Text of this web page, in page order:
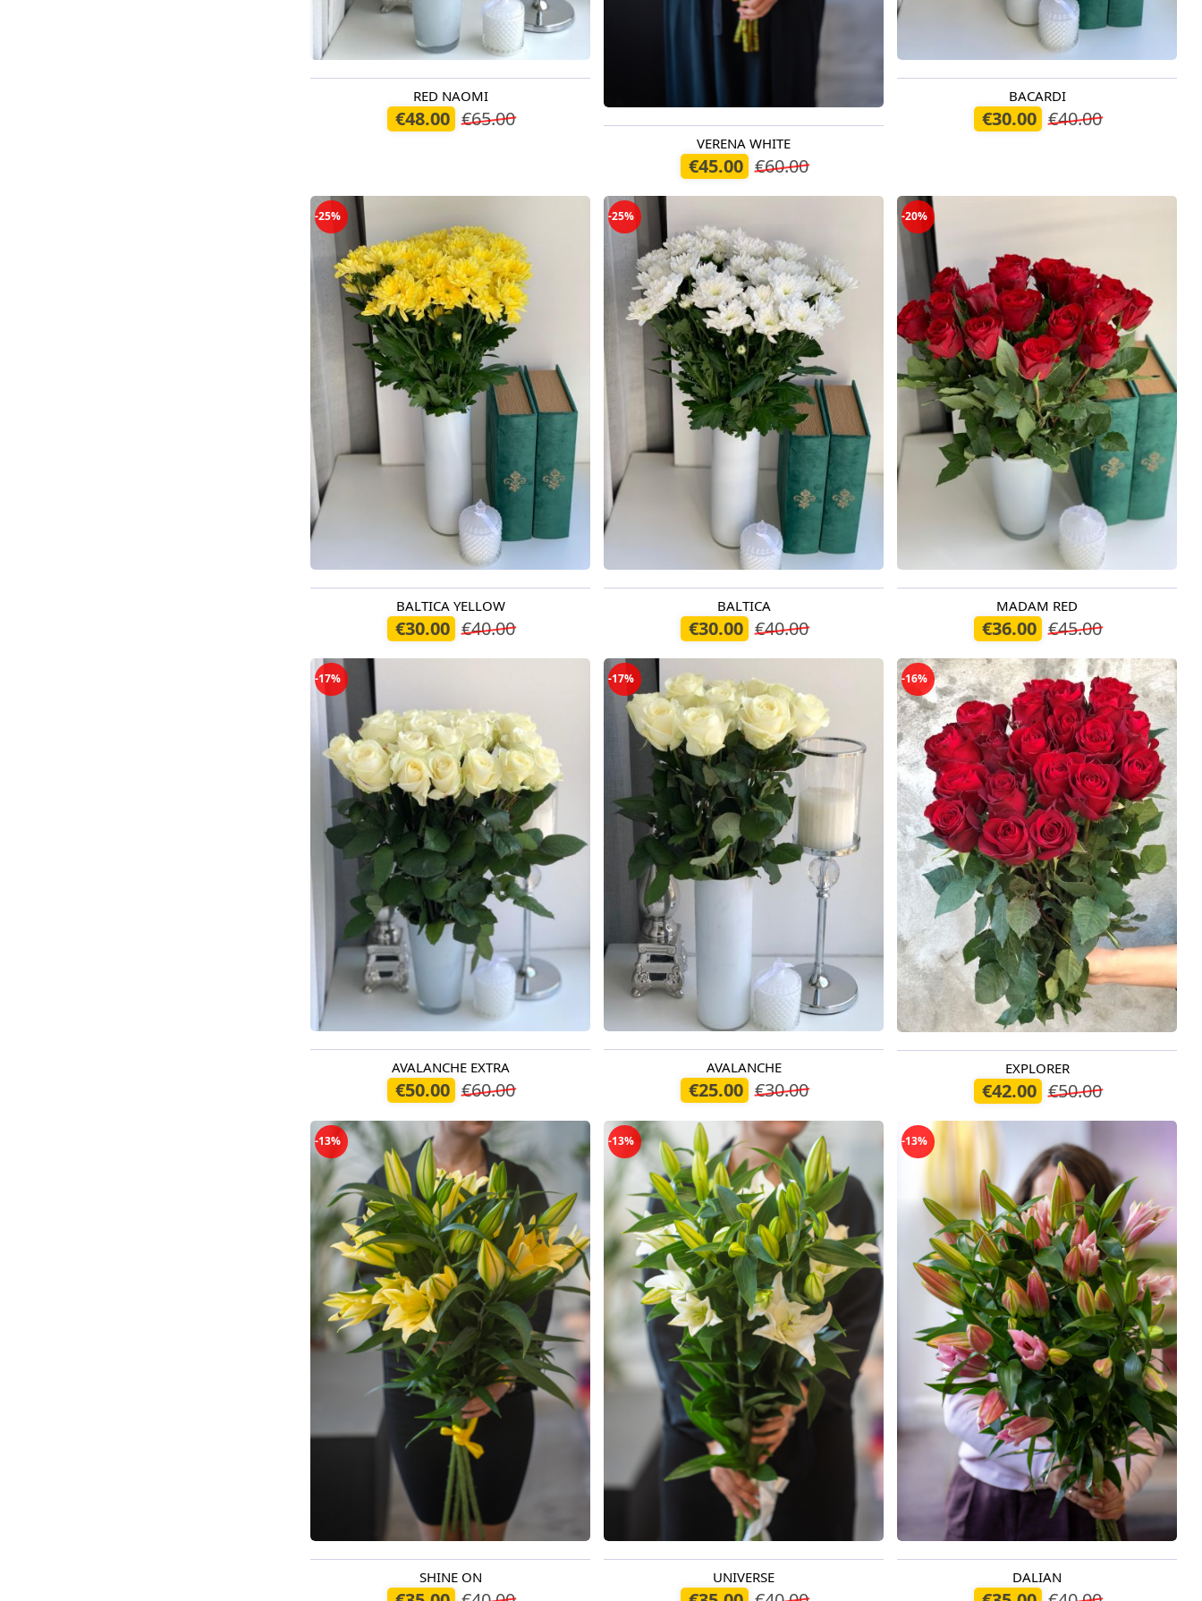
Pieejama no 12.08.2026
RED NAOMI
€48.00 €65.00
Pieejams šodienVERENA WHITE
€45.00 €60.00
Pieejams šodienBACARDI
€30.00 €40.00
-25%
Pieejams šodienBALTICA YELLOW
€30.00 €40.00
-25%
BALTICA
€30.00 €40.00
-20%
Pieejams šodienMADAM RED
€36.00 €45.00
-17%
Pieejams šodienAVALANCHE EXTRA
€50.00 €60.00
-17%
Pieejams šodienAVALANCHE
€25.00 €30.00
-16%
Pieejams šodienEXPLORER
€42.00 €50.00
-13%
Pieejams šodienSHINE ON
-13%
Pieejams šodienUNIVERSE
-13%
DALIAN